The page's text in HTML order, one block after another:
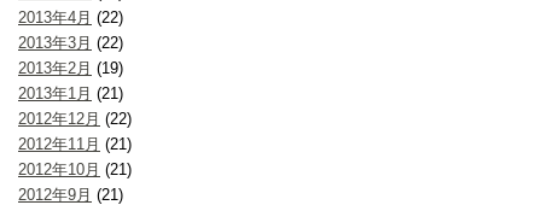
2013年4月 (22)
2013年3月 (22)
2013年2月 (19)
2013年1月 (21)
2012年12月 (22)
2012年11月 (21)
2012年10月 (21)
2012年9月 (21)